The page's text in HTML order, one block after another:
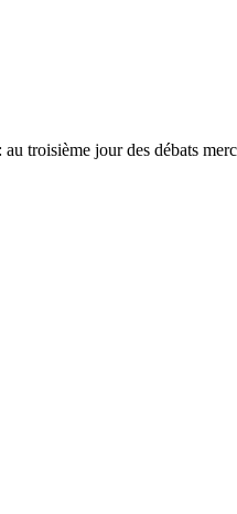
troisième jour des débats